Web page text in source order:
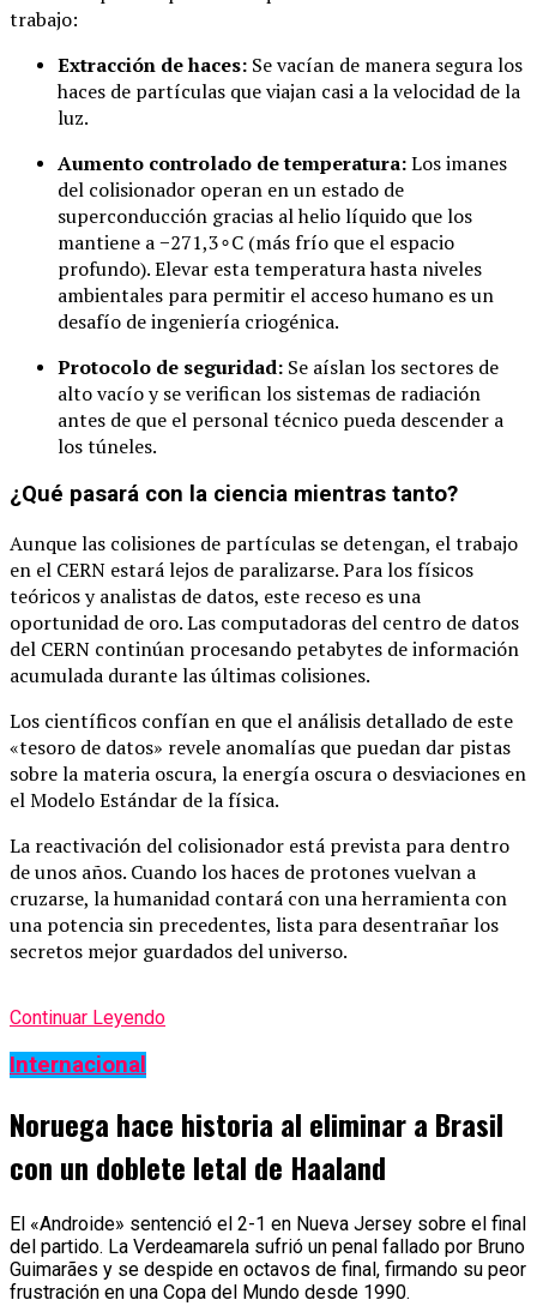
trabajo:
Extracción de haces: Se vacían de manera segura los
haces de partículas que viajan casi a la velocidad de la
luz.
Aumento controlado de temperatura:Los imanes
del colisionador operan en un estado de
superconducción gracias al helio líquido que los
mantiene a−271,3∘C (más frío que el espacio
profundo). Elevar esta temperatura hasta niveles
ambientales para permitir el acceso humano es un
desafío de ingeniería criogénica.
Protocolo de seguridad: Se aíslan los sectores de
alto vacío y se verifican los sistemas de radiación
antes de que el personal técnico pueda descender a
los túneles.
¿Qué pasará con la ciencia mientras tanto?
Aunque las colisiones de partículas se detengan, el trabajo
en el CERN estará lejos de paralizarse. Para los físicos
teóricos y analistas de datos, este receso es una
oportunidad de oro. Las computadoras del centro de datos
del CERN continúan procesando petabytes de información
acumulada durante las últimas colisiones.
Los científicos confían en que el análisis detallado de este
«tesoro de datos» revele anomalías que puedan dar pistas
sobre la materia oscura, la energía oscura o desviaciones en
el Modelo Estándar de la física.
La reactivación del colisionador está prevista para dentro
de unos años. Cuando los haces de protones vuelvan a
cruzarse, la humanidad contará con una herramienta con
una potencia sin precedentes, lista para desentrañar los
secretos mejor guardados del universo.
Continuar Leyendo
Internacional
Noruega hace historia al eliminar a Brasil
con un doblete letal de Haaland
El «Androide» sentenció el 2-1 en Nueva Jersey sobre el final
del partido. La Verdeamarela sufrió un penal fallado por Bruno
Guimarães y se despide en octavos de final, firmando su peor
frustración en una Copa del Mundo desde 1990.